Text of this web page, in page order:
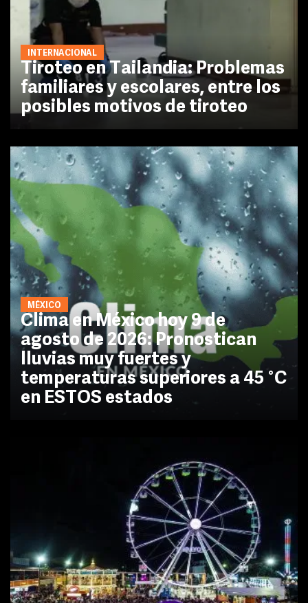
INTERNACIONAL
Tiroteo en Tailandia: Problemas
familiares y escolares, entre los
posibles motivos de tiroteo
MÉXICO
Clima en México hoy 9 de
agosto de 2026: Pronostican
lluvias muy fuertes y
temperaturas superiores a 45 °C
en ESTOS estados